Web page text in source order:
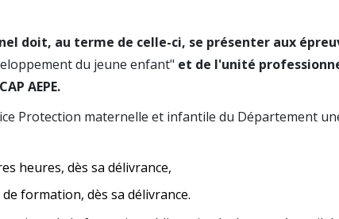
doit, au terme de celle-ci, se présenter aux
du jeune enfant" et de l'unité
AEPE.
Protection maternelle et infantile du Département
heures, dès sa délivrance,
formation, dès sa délivrance.